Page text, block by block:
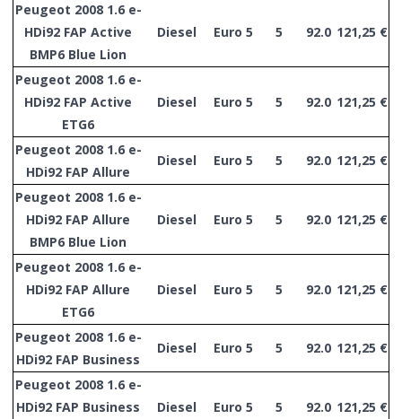
Peugeot 2008 1.6 e-
HDi92 FAP Active
BMP6 Blue Lion
Diesel Euro 5 5 92.0 121,25 €
Peugeot 2008 1.6 e-
HDi92 FAP Active
ETG6
Diesel Euro 5 5 92.0 121,25 €
Peugeot 2008 1.6 e-
HDi92 FAP Allure
Diesel Euro 5 5 92.0 121,25 €
Peugeot 2008 1.6 e-
HDi92 FAP Allure
BMP6 Blue Lion
Diesel Euro 5 5 92.0 121,25 €
Peugeot 2008 1.6 e-
HDi92 FAP Allure
ETG6
Diesel Euro 5 5 92.0 121,25 €
Peugeot 2008 1.6 e-
HDi92 FAP Business
Diesel Euro 5 5 92.0 121,25 €
Peugeot 2008 1.6 e-
HDi92 FAP Business
Diesel Euro 5 5 92.0 121,25 €